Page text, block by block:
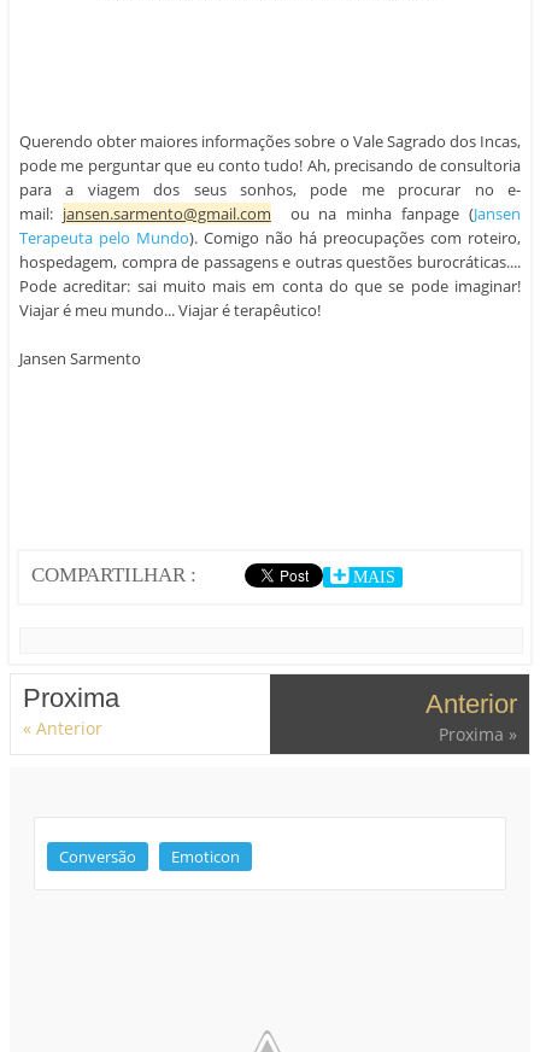
Querendo obter maiores informações sobre o Vale Sagrado dos Incas,
pode me perguntar que eu conto tudo! Ah, precisando de consultoria
para a viagem dos seus sonhos, pode me procurar no e-
mail: jansen.sarmento@gmail.com ou na minha fanpage (Jansen
Terapeuta pelo Mundo). Comigo não há preocupações com roteiro,
hospedagem, compra de passagens e outras questões burocráticas....
Pode acreditar: sai muito mais em conta do que se pode imaginar!
Viajar é meu mundo... Viajar é terapêutico!
Jansen Sarmento
COMPARTILHAR : MAIS
Proxima
« Anterior
Anterior
Proxima »
Conversão Emoticon